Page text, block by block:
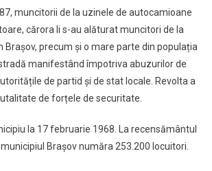
muncitorii de la uzinele de autocamioane
cărora li s-au alăturat muncitori de la
Brașov, precum și o mare parte din populația
manifestând împotriva abuzurilor de
de partid și de stat locale. Revolta a
de forțele de securitate.
la 17 februarie 1968. La recensământul
Brașov număra 253.200 locuitori.